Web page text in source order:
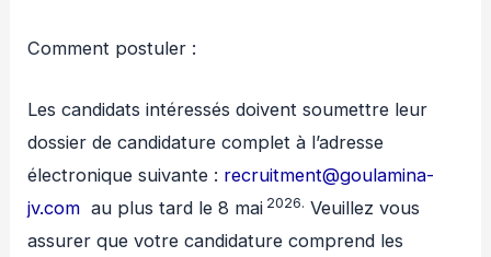
Comment postuler :
Les candidats intéressés doivent soumettre leur
dossier de candidature complet à l’adresse
électronique suivante : recruitment@goulamina-
jv.com au plus tard le 8 mai 2026. Veuillez vous
assurer que votre candidature comprend les